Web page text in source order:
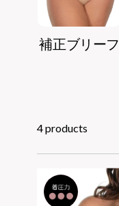
補正ブリーフ
4 products